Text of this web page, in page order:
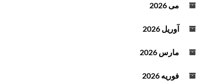
می 2026
آوریل 2026
مارس 2026
فوریه 2026